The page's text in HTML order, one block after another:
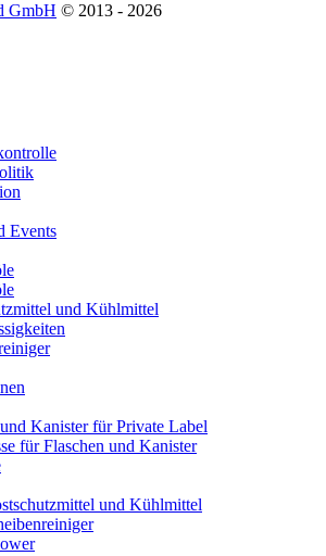
GmbH © 2013 - 2026
Events
und Kühlmittel
Kanister für Private Label
für Flaschen und Kanister
und Kühlmittel